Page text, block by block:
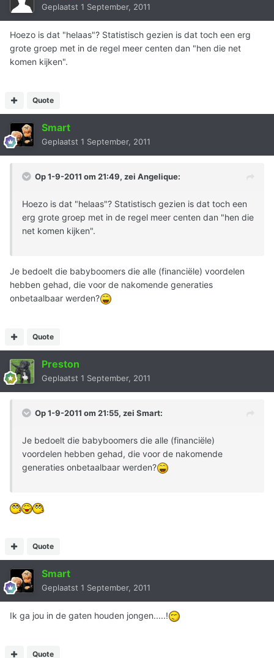
Geplaatst 1 September, 2011
Hoezo is dat "helaas"? Statistisch gezien is dat toch een erg
grote groep met in de regel meer centen dan "hen die net
komen kijken".
Quote
Smart
Geplaatst 1 September, 2011
Op 1-9-2011 om 21:49, zei Angelique:
Hoezo is dat "helaas"? Statistisch gezien is dat toch een
erg grote groep met in de regel meer centen dan "hen die
net komen kijken".
Je bedoelt die babyboomers die alle (financiële) voordelen
hebben gehad, die voor de nakomende generaties
onbetaalbaar werden?
Quote
Preston
Geplaatst 1 September, 2011
Op 1-9-2011 om 21:55, zei Smart:
Je bedoelt die babyboomers die alle (financiële)
voordelen hebben gehad, die voor de nakomende
generaties onbetaalbaar werden?
Quote
Smart
Geplaatst 1 September, 2011
Ik ga jou in de gaten houden jongen.....!
Quote